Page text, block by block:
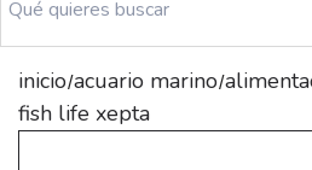
inicio/acuario marino/
fish life xepta